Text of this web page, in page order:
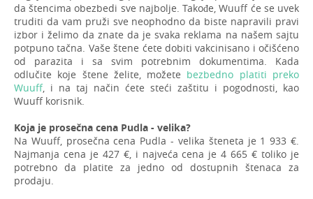
da štencima obezbedi sve najbolje. Takođe, Wuuff će se uvek
truditi da vam pruži sve neophodno da biste napravili pravi
izbor i želimo da znate da je svaka reklama na našem sajtu
potpuno tačna. Vaše štene ćete dobiti vakcinisano i očišćeno
od parazita i sa svim potrebnim dokumentima. Kada
odlučite koje štene želite, možete bezbedno platiti preko
Wuuff, i na taj način ćete steći zaštitu i pogodnosti, kao
Wuuff korisnik.
Koja je prosečna cena Pudla - velika?
Na Wuuff, prosečna cena Pudla - velika šteneta je 1 933 €.
Najmanja cena je 427 €, i najveća cena je 4 665 € toliko je
potrebno da platite za jedno od dostupnih štenaca za
prodaju.